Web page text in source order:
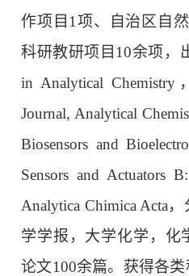
作项目1项、自治区自
科研教研项目10余项，
in Analytical Chemistry
Journal, Analytical
Biosensors and
Sensors and Actuators
Analytica Chimica Acta
学学报，大学化学，化
论文100余篇。获得各